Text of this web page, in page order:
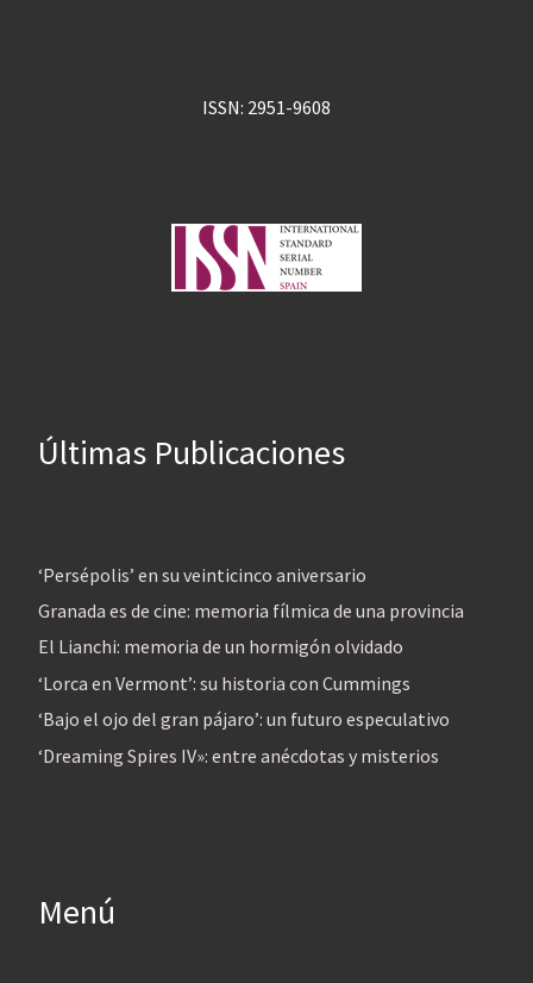
ISSN: 2951-9608
Últimas Publicaciones
‘Persépolis’ en su veinticinco aniversario
Granada es de cine: memoria fílmica de una provincia
El Lianchi: memoria de un hormigón olvidado
‘Lorca en Vermont’: su historia con Cummings
‘Bajo el ojo del gran pájaro’: un futuro especulativo
‘Dreaming Spires IV»: entre anécdotas y misterios
Menú